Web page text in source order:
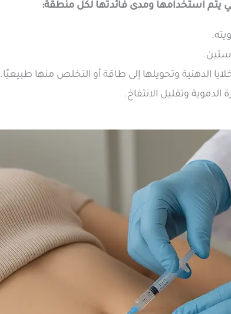
يتم استخدامها ومدى فائدتها لكل منطقة:
الدهنية وتحويلها إلى طاقة أو التخلص منها طبيعيًا.
وتقليل الانتفاخ.